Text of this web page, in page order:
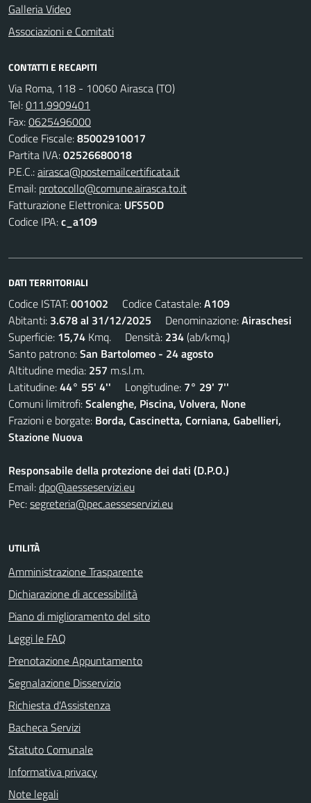
Galleria Video
Associazioni e Comitati
CONTATTI E RECAPITI
Via Roma, 118 - 10060 Airasca (TO)
Tel:011.9909401
Fax:0625496000
Codice Fiscale:85002910017
Partita IVA:02526680018
P.E.C.:airasca@postemailcertificata.it
Email: protocollo@comune.airasca.to.it
Fatturazione Elettronica: UFS5OD
Codice IPA:c_a109
DATI TERRITORIALI
Codice ISTAT:001002 Codice Catastale:A109
Abitanti: 3.678 al 31/12/2025 Denominazione:Airaschesi
Superficie: 15,74 Kmq. Densità: 234(ab/kmq.)
Santo patrono:San Bartolomeo - 24 agosto
Altitudine media: 257 m.s.l.m.
Latitudine:44° 55' 4'' Longitudine: 7° 29' 7''
Comuni limitrofi:Scalenghe, Piscina, Volvera, None
Frazioni e borgate: Borda, Cascinetta, Corniana, Gabellieri,
Stazione Nuova
Responsabile della protezione dei dati (D.P.O.)
Email:dpo@aesseservizi.eu
Pec:segreteria@pec.aesseservizi.eu
UTILITÀ
Amministrazione Trasparente
Dichiarazione di accessibilità
Piano di miglioramento del sito
Leggi le FAQ
Prenotazione Appuntamento
Segnalazione Disservizio
Richiesta d'Assistenza
Bacheca Servizi
Statuto Comunale
Informativa privacy
Note legali